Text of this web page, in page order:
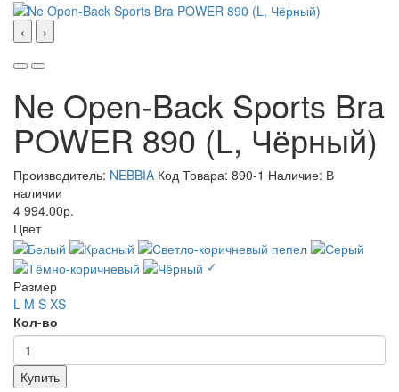
‹ ›
Ne Open-Back Sports Bra
POWER 890 (L, Чёрный)
Производитель: NEBBIA Код Товара: 890-1 Наличие: В
наличии
4 994.00р.
Цвет
✓
Размер
L M S XS
Кол-во
Купить